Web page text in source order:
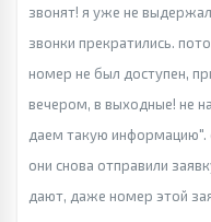
звонят! я уже не
звонки прекратились.
номер не был доступен,
вечером, в выходные! не
даем такую информацию".
они снова отправили
дают, даже номер этой